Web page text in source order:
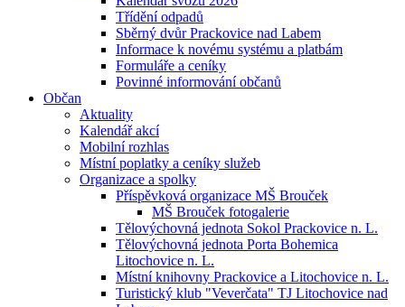
Třídění odpadů
Sběrný dvůr Prackovice nad Labem
Informace k novému systému a platbám
Formuláře a ceníky
Povinné informování občanů
Občan
Aktuality
Kalendář akcí
Mobilní rozhlas
Místní poplatky a ceníky služeb
Organizace a spolky
Příspěvková organizace MŠ Brouček
MŠ Brouček fotogalerie
Tělovýchovná jednota Sokol Prackovice n. L.
Tělovýchovná jednota Porta Bohemica
Litochovice n. L.
Místní knihovny Prackovice a Litochovice n. L.
Turistický klub "Veverčata" TJ Litochovice nad